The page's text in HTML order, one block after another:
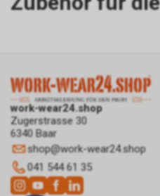
work-wear24.shop
Zugerstrasse 30
6340 Baar
shop@work-wear24.shop
041 544 61 35